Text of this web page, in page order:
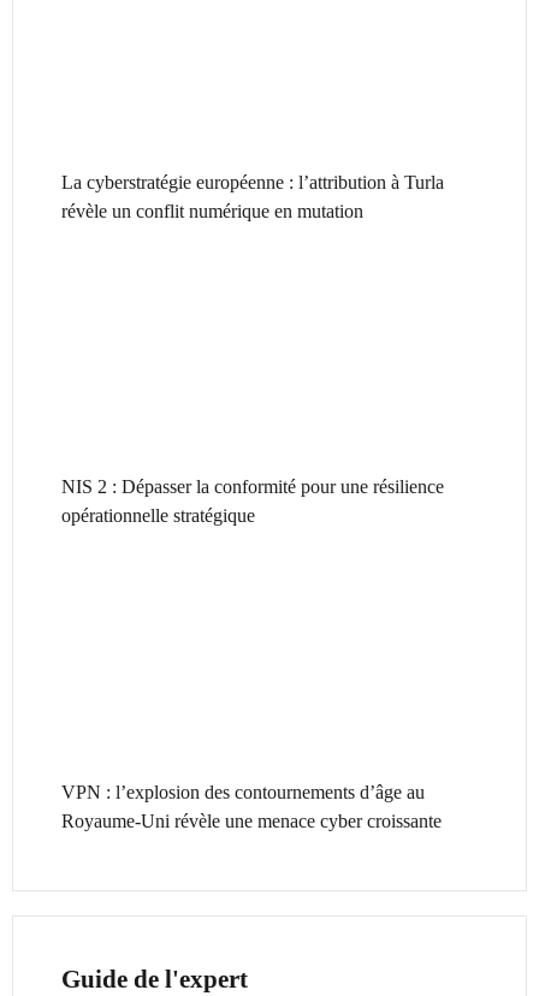
La cyberstratégie européenne : l’attribution à Turla
révèle un conflit numérique en mutation
NIS 2 : Dépasser la conformité pour une résilience
opérationnelle stratégique
VPN : l’explosion des contournements d’âge au
Royaume-Uni révèle une menace cyber croissante
Guide de l'expert